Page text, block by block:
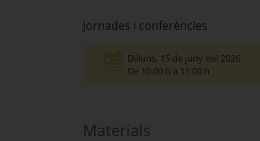
Jornades i conferències
Dilluns, 15 de juny del 2026
De 10.00 h a 11.00 h
Materials